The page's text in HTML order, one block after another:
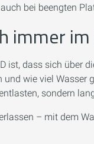
bei beengten
immer
ist, dass sich über
wie viel
sondern
– mit dem